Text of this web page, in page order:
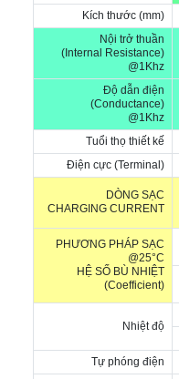
Kích thước (mm)
Nội trở thuần
(Internal Resistance)
@1Khz
Độ dẫn điện
(Conductance)
@1Khz
Tuổi thọ thiết kế
Điện cực (Terminal)
DÒNG SẠC
CHARGING CURRENT
PHƯƠNG PHÁP SẠC
@25°C
HỆ SỐ BÙ NHIỆT
(Coefficient)
Nhiệt độ
Tự phóng điện